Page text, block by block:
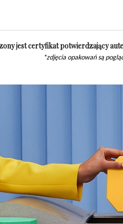
jest certyfikat potwierdzający
*zdjęcia opakowań są